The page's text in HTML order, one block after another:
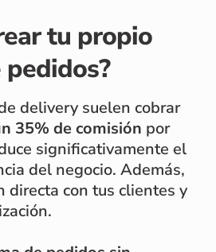
tu propio
delivery suelen cobrar
35% de comisión por
significativamente el
del negocio. Además,
directa con tus clientes y